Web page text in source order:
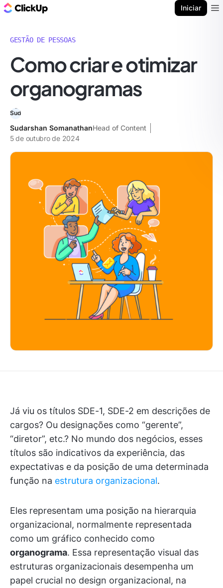
Iniciar
GESTÃO DE PESSOAS
Como criar e otimizar
organogramas
Sudarshan SomanathanHead of Content
5 de outubro de 2024
Já viu os títulos SDE-1, SDE-2 em descrições de
cargos? Ou designações como “gerente”,
“diretor”, etc.? No mundo dos negócios, esses
títulos são indicativos da experiência, das
expectativas e da posição de uma determinada
função na estrutura organizacional.
Eles representam uma posição na hierarquia
organizacional, normalmente representada
como um gráfico conhecido como
organograma. Essa representação visual das
estruturas organizacionais desempenha um
papel crucial no design organizacional, na